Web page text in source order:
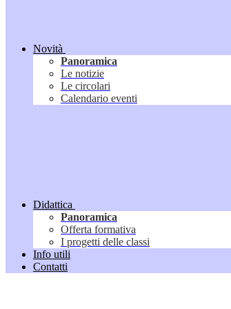
Novità
Panoramica
Le notizie
Le circolari
Calendario eventi
Didattica
Panoramica
Offerta formativa
I progetti delle classi
Info utili
Contatti